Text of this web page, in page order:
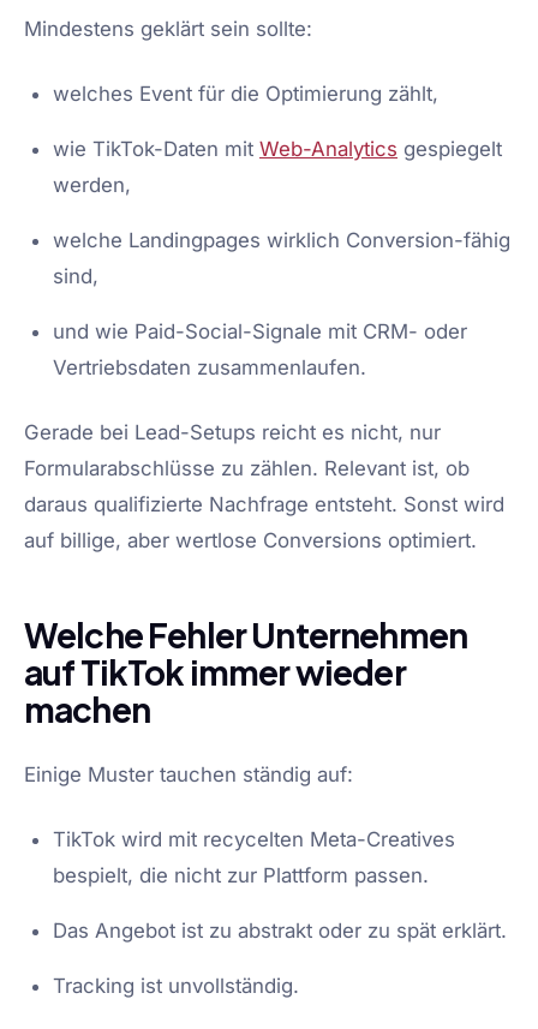
Mindestens geklärt sein sollte:
welches Event für die Optimierung zählt,
wie TikTok-Daten mit Web-Analytics gespiegelt
werden,
welche Landingpages wirklich Conversion-fähig
sind,
und wie Paid-Social-Signale mit CRM- oder
Vertriebsdaten zusammenlaufen.
Gerade bei Lead-Setups reicht es nicht, nur
Formularabschlüsse zu zählen. Relevant ist, ob
daraus qualifizierte Nachfrage entsteht. Sonst wird
auf billige, aber wertlose Conversions optimiert.
Welche Fehler Unternehmen
auf TikTok immer wieder
machen
Einige Muster tauchen ständig auf:
TikTok wird mit recycelten Meta-Creatives
bespielt, die nicht zur Plattform passen.
Das Angebot ist zu abstrakt oder zu spät erklärt.
Tracking ist unvollständig.